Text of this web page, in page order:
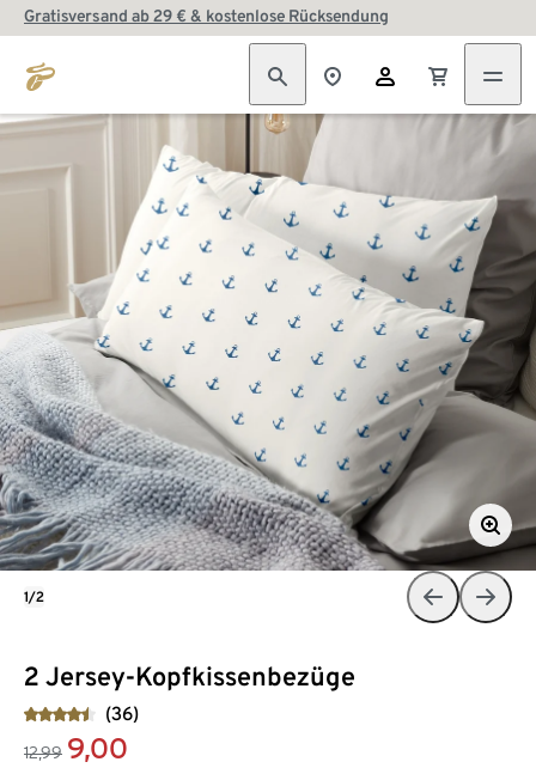
Gratisversand ab 29 € & kostenlose Rücksendung
2 Jersey-Kopfkissenbezüge
(36)
12,99 9,00
1/2